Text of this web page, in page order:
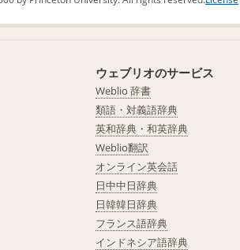
ウェブリオのサービス
Weblio 辞書
類語・対義語辞典
英和辞典・和英辞典
Weblio翻訳
オンライン英会話
日中中日辞典
日韓韓日辞典
フランス語辞典
インドネシア語辞典